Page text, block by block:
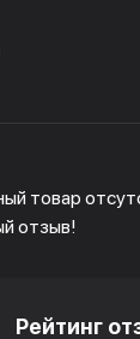
товар
отзыв!
Рейтинг